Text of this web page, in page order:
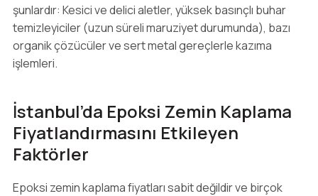
şunlardır: Kesici ve delici aletler, yüksek basınçlı buhar
temizleyiciler (uzun süreli maruziyet durumunda), bazı
organik çözücüler ve sert metal gereçlerle kazıma
işlemleri.
İstanbul’da Epoksi Zemin Kaplama
Fiyatlandırmasını Etkileyen
Faktörler
Epoksi zemin kaplama fiyatları sabit değildir ve birçok